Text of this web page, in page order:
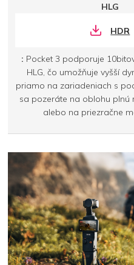
HLG
HDR
: Pocket 3 podporuje
HLG, čo umožňuje vyšší
priamo na zariadeniach s
sa pozeráte na oblohu plnú
alebo na priezračne